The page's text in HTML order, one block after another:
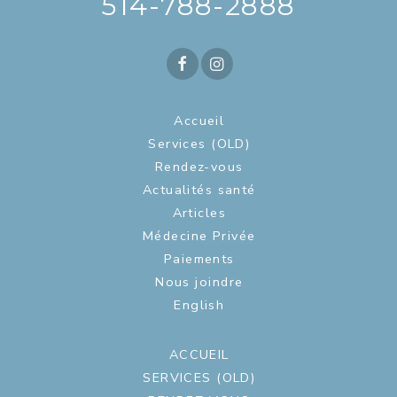
Accueil
Services (OLD)
Rendez-vous
Actualités santé
Articles
Médecine Privée
Paiements
Nous joindre
English
ACCUEIL
SERVICES (OLD)